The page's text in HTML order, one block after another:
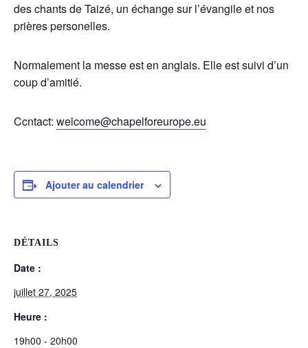
des chants de Taizé, un échange sur l’évangile et nos
prières personelles.
Normalement la messe est en anglais. Elle est suivi d’un
coup d’amitié.
Ccntact: welcome@chapelforeurope.eu
Ajouter au calendrier
DÉTAILS
Date :
juillet 27, 2025
Heure :
19h00 - 20h00